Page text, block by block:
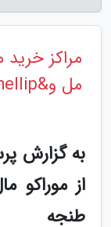
مراکز
مل و&hellip مراکش
به گزارش
از موراکو
طنجه